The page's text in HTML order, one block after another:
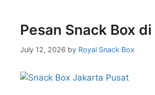
Pesan Snack Box
July 12, 2026 by Royal Snack Box